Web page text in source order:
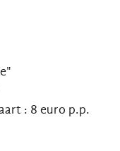
: 8 euro p.p.